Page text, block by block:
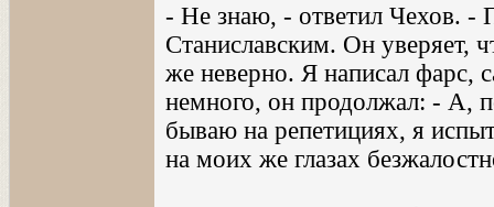
- Не знаю, - ответил Чехов. -
Станиславским. Он уверяет,
же неверно. Я написал
немного, он продолжал: - А,
бываю на репетициях, я
на моих же глазах